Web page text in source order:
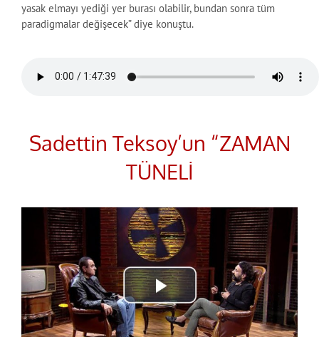
yasak elmayı yediği yer burası olabilir, bundan sonra tüm
paradigmalar değişecek” diye konuştu.
Sadettin Teksoy’un “ZAMAN
TÜNELİ